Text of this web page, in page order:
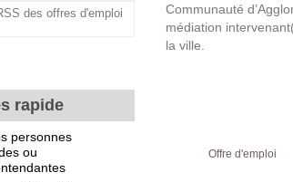
des offres d'emploi
rapide
personnes
ou
Communauté
médiation
la ville.
Offre d'emploi